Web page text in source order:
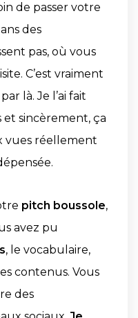
de passer votre
des
pas, où vous
C’est vraiment
là. Je l’ai fait
sincèrement, ça
vues réellement
pitch boussole,
avez pu
, le vocabulaire,
contenus. Vous
des